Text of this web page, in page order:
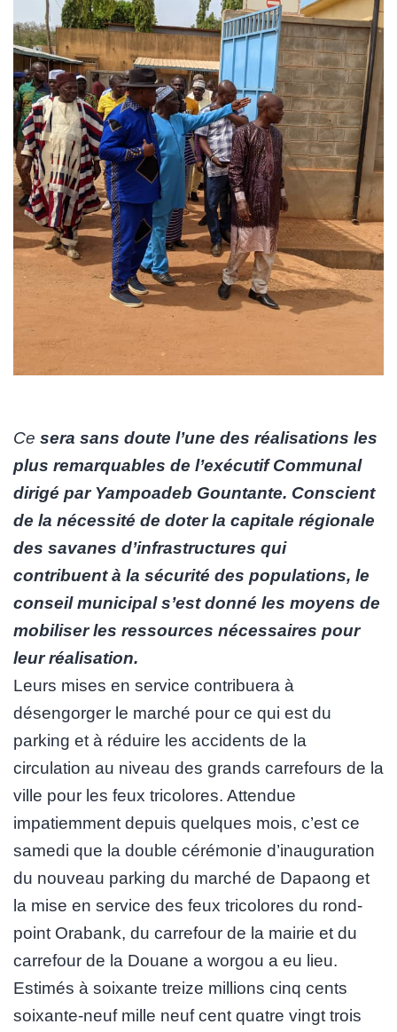
Ce sera sans doute l’une des réalisations les
plus remarquables de l’exécutif Communal
dirigé par Yampoadeb Gountante. Conscient
de la nécessité de doter la capitale régionale
des savanes d’infrastructures qui
contribuent à la sécurité des populations, le
conseil municipal s’est donné les moyens de
mobiliser les ressources nécessaires pour
leur réalisation.
Leurs mises en service contribuera à
désengorger le marché pour ce qui est du
parking et à réduire les accidents de la
circulation au niveau des grands carrefours de la
ville pour les feux tricolores. Attendue
impatiemment depuis quelques mois, c’est ce
samedi que la double cérémonie d’inauguration
du nouveau parking du marché de Dapaong et
la mise en service des feux tricolores du rond-
point Orabank, du carrefour de la mairie et du
carrefour de la Douane a worgou a eu lieu.
Estimés à soixante treize millions cinq cents
soixante-neuf mille neuf cent quatre vingt trois